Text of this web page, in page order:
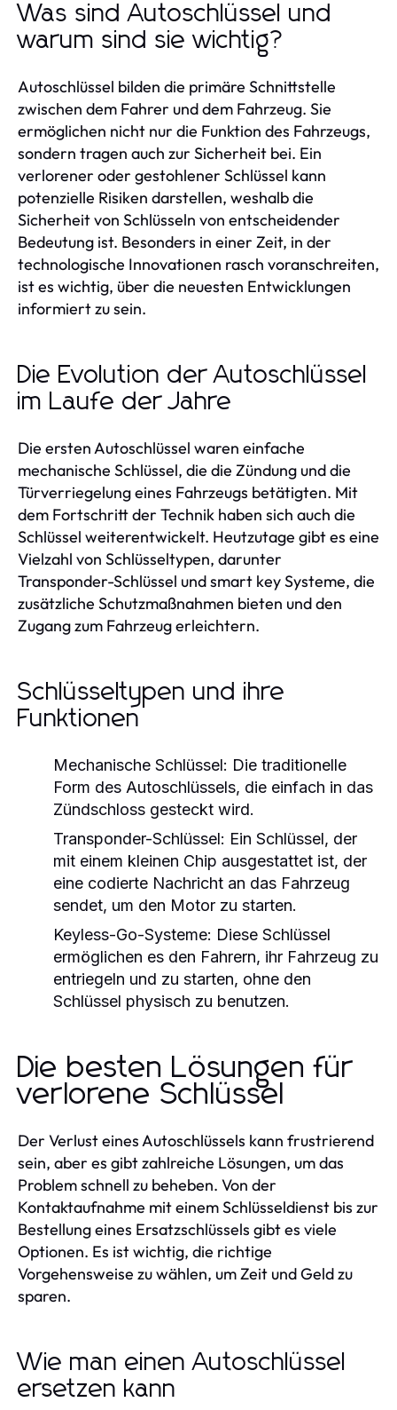
Was sind Autoschlüssel und
warum sind sie wichtig?
Autoschlüssel bilden die primäre Schnittstelle
zwischen dem Fahrer und dem Fahrzeug. Sie
ermöglichen nicht nur die Funktion des Fahrzeugs,
sondern tragen auch zur Sicherheit bei. Ein
verlorener oder gestohlener Schlüssel kann
potenzielle Risiken darstellen, weshalb die
Sicherheit von Schlüsseln von entscheidender
Bedeutung ist. Besonders in einer Zeit, in der
technologische Innovationen rasch voranschreiten,
ist es wichtig, über die neuesten Entwicklungen
informiert zu sein.
Die Evolution der Autoschlüssel
im Laufe der Jahre
Die ersten Autoschlüssel waren einfache
mechanische Schlüssel, die die Zündung und die
Türverriegelung eines Fahrzeugs betätigten. Mit
dem Fortschritt der Technik haben sich auch die
Schlüssel weiterentwickelt. Heutzutage gibt es eine
Vielzahl von Schlüsseltypen, darunter
Transponder-Schlüssel und smart key Systeme, die
zusätzliche Schutzmaßnahmen bieten und den
Zugang zum Fahrzeug erleichtern.
Schlüsseltypen und ihre
Funktionen
Mechanische Schlüssel: Die traditionelle
Form des Autoschlüssels, die einfach in das
Zündschloss gesteckt wird.
Transponder-Schlüssel: Ein Schlüssel, der
mit einem kleinen Chip ausgestattet ist, der
eine codierte Nachricht an das Fahrzeug
sendet, um den Motor zu starten.
Keyless-Go-Systeme: Diese Schlüssel
ermöglichen es den Fahrern, ihr Fahrzeug zu
entriegeln und zu starten, ohne den
Schlüssel physisch zu benutzen.
Die besten Lösungen für
verlorene Schlüssel
Der Verlust eines Autoschlüssels kann frustrierend
sein, aber es gibt zahlreiche Lösungen, um das
Problem schnell zu beheben. Von der
Kontaktaufnahme mit einem Schlüsseldienst bis zur
Bestellung eines Ersatzschlüssels gibt es viele
Optionen. Es ist wichtig, die richtige
Vorgehensweise zu wählen, um Zeit und Geld zu
sparen.
Wie man einen Autoschlüssel
ersetzen kann